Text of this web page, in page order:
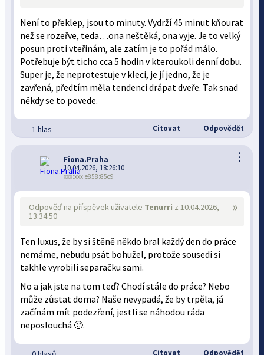
Není to překlep, jsou to minuty. Vydrží 45 minut kňourat
než se rozeřve, teda…ona neštěká, ona vyje. Je to velký
posun proti vteřinám, ale zatím je to pořád málo.
Potřebuje být ticho cca 5 hodin v kteroukoli denní dobu.
Super je, že neprotestuje v kleci, je jí jedno, že je
zavřená, předtím měla tendenci drápat dveře. Tak snad
někdy se to povede.
1 hlas Citovat Odpovědět
⋮
Fiona.Praha
10.04.2026, 18:26:10
xxx:xxx.e858:85c9
»
Odpověď na příspěvek uživatele Tenurri z 10.04.2026,
13:34:50
Ten luxus, že by si štěně někdo bral každý den do práce
nemáme, nebudu psát bohužel, protože sousedi si
takhle vyrobili separačku sami.
No a jak jste na tom teď? Chodí stále do práce? Nebo
může zůstat doma? Naše nevypadá, že by trpěla, já
začínám mít podezření, jestli se náhodou ráda
neposlouchá 🙂.
Citovat Odpovědět